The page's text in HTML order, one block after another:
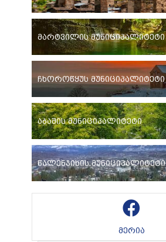
მარტვილის მუნიციპალიტეტი
ჩხოროწყუს მუნიციპალიტეტი
აბაშის მუნიციპალიტეტი
წალენჯიხის მუნიციპალიტეტი
მერია